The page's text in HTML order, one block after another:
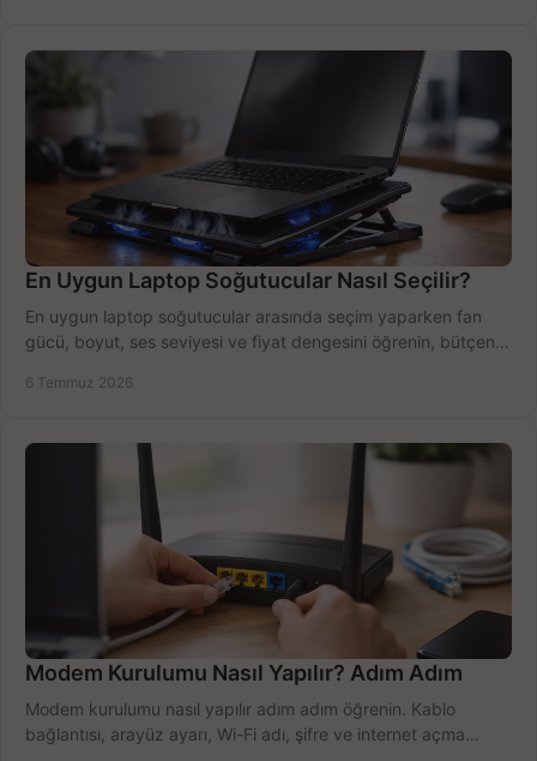
En Uygun Laptop Soğutucular Nasıl Seçilir?
En uygun laptop soğutucular arasında seçim yaparken fan
gücü, boyut, ses seviyesi ve fiyat dengesini öğrenin, bütçenizi
6 Temmuz 2026
Modem Kurulumu Nasıl Yapılır? Adım Adım
Modem kurulumu nasıl yapılır adım adım öğrenin. Kablo
bağlantısı, arayüz ayarı, Wi-Fi adı, şifre ve internet açma